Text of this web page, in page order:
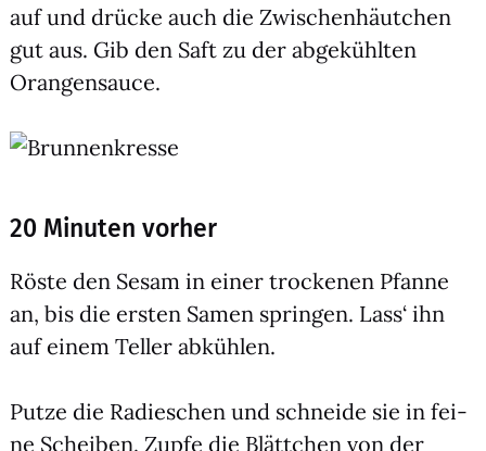
auf und drü­cke auch die Zwi­schen­häut­chen
gut aus. Gib den Saft zu der abge­kühl­ten
Oran­gen­sauce.
20 Minuten vorher
Rös­te den Sesam in einer tro­cke­nen Pfan­ne
an, bis die ers­ten Samen sprin­gen. Lass‘ ihn
auf einem Tel­ler abküh­len.
Put­ze die Radies­chen und schnei­de sie in fei­
ne Schei­ben. Zup­fe die Blätt­chen von der